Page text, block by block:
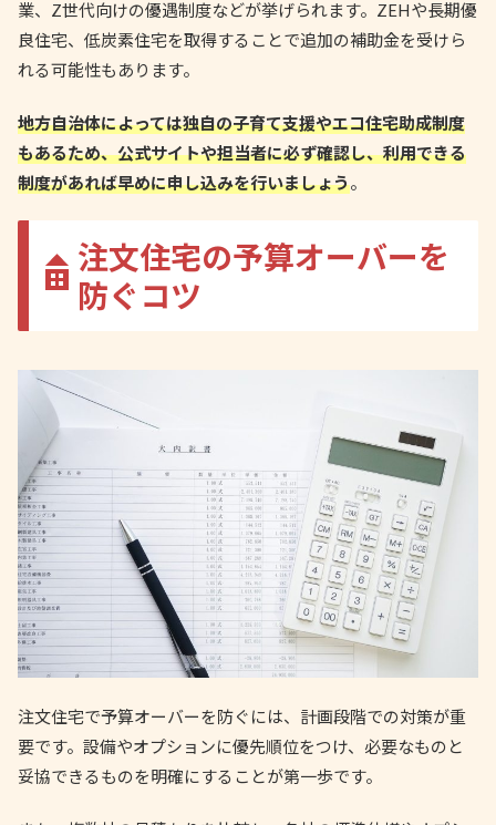
業、Z世代向けの優遇制度などが挙げられます。ZEHや長期優
良住宅、低炭素住宅を取得することで追加の補助金を受けら
れる可能性もあります。
地方自治体によっては独自の子育て支援やエコ住宅助成制度
もあるため、公式サイトや担当者に必ず確認し、利用できる
制度があれば早めに申し込みを行いましょう。
注文住宅の予算オーバーを
防ぐコツ
注文住宅で予算オーバーを防ぐには、計画段階での対策が重
要です。設備やオプションに優先順位をつけ、必要なものと
妥協できるものを明確にすることが第一歩です。